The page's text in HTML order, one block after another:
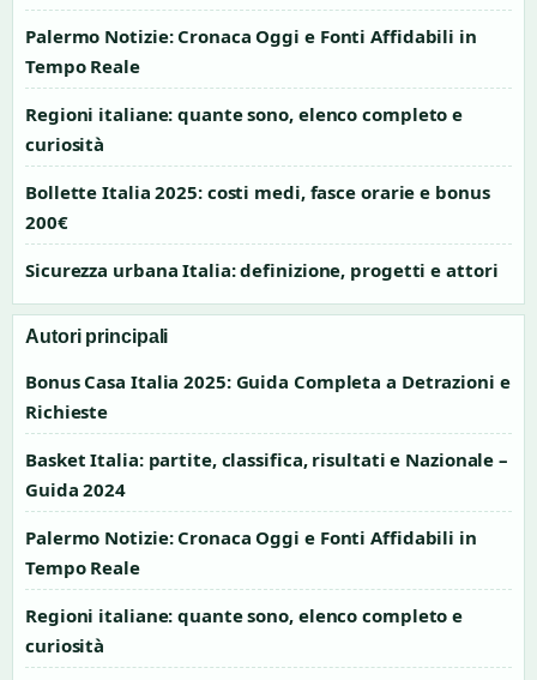
Palermo Notizie: Cronaca Oggi e Fonti Affidabili in
Tempo Reale
Regioni italiane: quante sono, elenco completo e
curiosità
Bollette Italia 2025: costi medi, fasce orarie e bonus
200€
Sicurezza urbana Italia: definizione, progetti e attori
Autori principali
Bonus Casa Italia 2025: Guida Completa a Detrazioni e
Richieste
Basket Italia: partite, classifica, risultati e Nazionale –
Guida 2024
Palermo Notizie: Cronaca Oggi e Fonti Affidabili in
Tempo Reale
Regioni italiane: quante sono, elenco completo e
curiosità